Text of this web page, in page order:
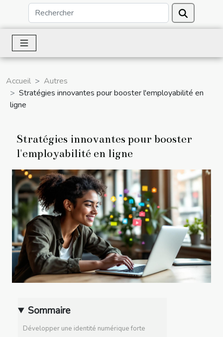
Accueil
Autres
Stratégies innovantes pour booster l'employabilité en
ligne
Stratégies innovantes pour booster
l'employabilité en ligne
Sommaire
Développer une identité numérique forte